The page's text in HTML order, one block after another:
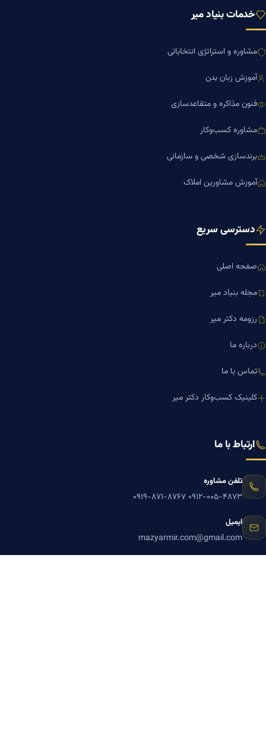
خدمات بنیاد میر
مشاوره و استراتژی انتخاباتی
آموزش زبان بدن
فنون مذاکره و متقاعدسازی
مشاوره کسب‌وکار
برندسازی شخصی و سازمانی
آموزش مشاورین املاک
دسترسی سریع
صفحه اصلی
مجله بنیاد میر
رزومه دکتر میر
درباره ما
تماس با ما
کلینیک کسب‌وکار دکتر میر
ارتباط با ما
تلفن مشاوره
۰۹۱۲-۰۰۵-۴۸۷۳ ۰۹۱۹-۸۷۱-۸۷۶۷
ایمیل
mazyarmir.com@gmail.com